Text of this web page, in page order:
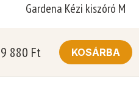
Gardena Kézi kiszóró M
9 880 Ft KOSÁRBA